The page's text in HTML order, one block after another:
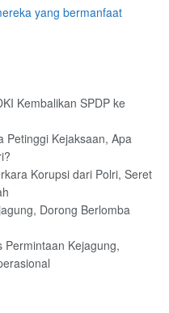
yang bermanfaat
Kembalikan SPDP ke
Petinggi Kejaksaan, Apa
Korupsi dari Polri, Seret
Dorong Berlomba
Permintaan Kejagung,